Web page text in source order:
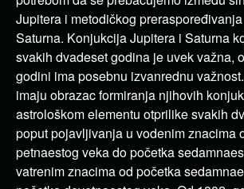
Jupitera i metodičkog preraspoređivanja
Saturna. Konjukcija Jupitera i Saturna
svakih dvadeset godina je uvek važna,
godini ima posebnu izvanrednu
imaju obrazac formiranja njihovih
astrološkom elementu otprilike svakih
poput pojavljivanja u vodenim znacima
petnaestog veka do početka
vatrenim znacima od početka